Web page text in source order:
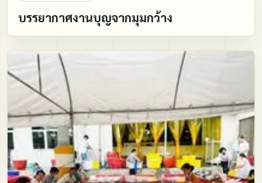
บรรยากาศงานบุญจากมุมกว้าง